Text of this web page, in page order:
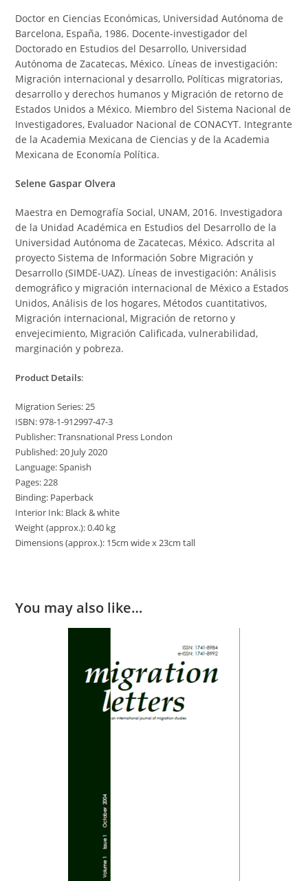
Doctor en Ciencias Económicas, Universidad Autónoma de
Barcelona, España, 1986. Docente-investigador del
Doctorado en Estudios del Desarrollo, Universidad
Autónoma de Zacatecas, México. Líneas de investigación:
Migración internacional y desarrollo, Políticas migratorias,
desarrollo y derechos humanos y Migración de retorno de
Estados Unidos a México. Miembro del Sistema Nacional de
Investigadores, Evaluador Nacional de CONACYT. Integrante
de la Academia Mexicana de Ciencias y de la Academia
Mexicana de Economía Política.
Selene Gaspar Olvera
Maestra en Demografía Social, UNAM, 2016. Investigadora
de la Unidad Académica en Estudios del Desarrollo de la
Universidad Autónoma de Zacatecas, México. Adscrita al
proyecto Sistema de Información Sobre Migración y
Desarrollo (SIMDE-UAZ). Líneas de investigación: Análisis
demográfico y migración internacional de México a Estados
Unidos, Análisis de los hogares, Métodos cuantitativos,
Migración internacional, Migración de retorno y
envejecimiento, Migración Calificada, vulnerabilidad,
marginación y pobreza.
Product Details:
Migration Series: 25
ISBN: 978-1-912997-47-3
Publisher: Transnational Press London
Published: 20 July 2020
Language: Spanish
Pages: 228
Binding: Paperback
Interior Ink: Black & white
Weight (approx.): 0.40 kg
Dimensions (approx.): 15cm wide x 23cm tall
You may also like…